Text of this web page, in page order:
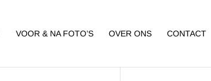
VOOR & NA FOTO’S OVER ONS CONTACT